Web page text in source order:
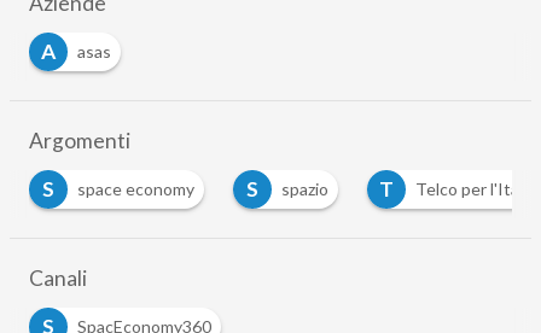
A
asas
Argomenti
S
space economy S spazio T Telco per l'Italia
Canali
S
SpacEconomy360